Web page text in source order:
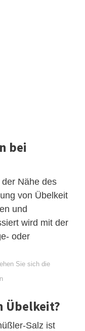
bei
Nähe des
von Übelkeit
und
wird mit der
oder
Sie sich die
Übelkeit?
Salz ist